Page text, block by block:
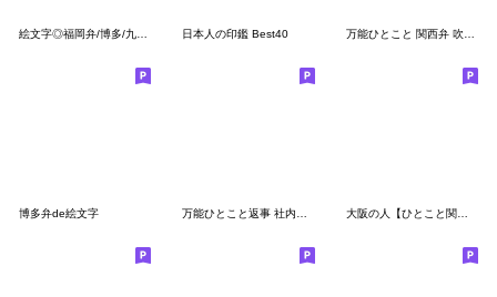
絵文字◎福岡弁/博多/九州/方言/デコ文字 日本人の印鑑 Best40 万能ひとこと 関西弁 吹き出し 絵文字
博多弁de絵文字